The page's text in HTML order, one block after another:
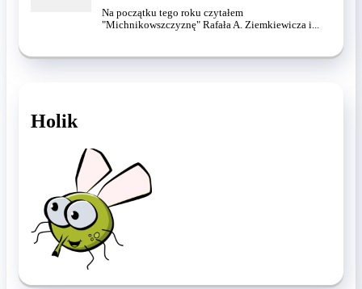
Na początku tego roku czytałem
"Michnikowszczyznę" Rafała A. Ziemkiewicza i...
Holik